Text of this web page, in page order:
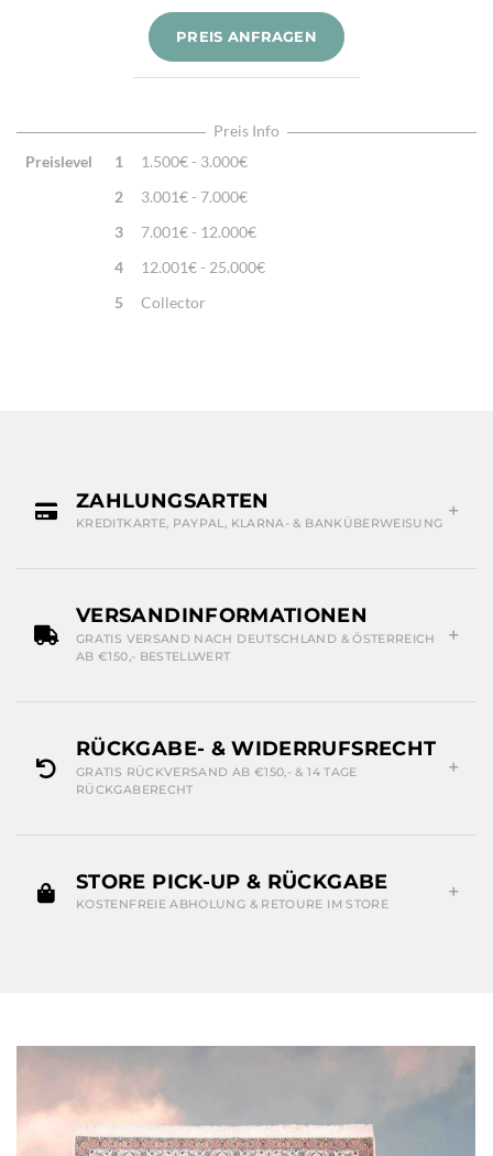
Sehr fein per Hand geknüpft
Natürliche Schafwolle, Von Hand geknüpft,
PREIS ANFRAGEN
Preis Info
Preislevel
1
1.500€ - 3.000€
2
3.001€ - 7.000€
3
7.001€ - 12.000€
4
12.001€ - 25.000€
5
Collector
ZAHLUNGSARTEN
KREDITKARTE, PAYPAL, KLARNA- & BANKÜBERWEISUNG
VERSANDINFORMATIONEN
GRATIS VERSAND NACH DEUTSCHLAND & ÖSTERREICH
AB €150,- BESTELLWERT
RÜCKGABE- & WIDERRUFSRECHT
GRATIS RÜCKVERSAND AB €150,- & 14 TAGE
RÜCKGABERECHT
STORE PICK-UP & RÜCKGABE
KOSTENFREIE ABHOLUNG & RETOURE IM STORE